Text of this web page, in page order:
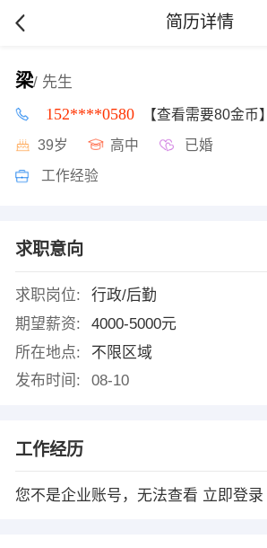
简历详情
梁/ 先生
152****0580 【查看需要80金币】
39岁 高中 已婚
工作经验
求职意向
求职岗位:
行政/后勤
期望薪资:
4000-5000元
所在地点:
不限区域
发布时间:
08-10
工作经历
您不是企业账号，无法查看 立即登录